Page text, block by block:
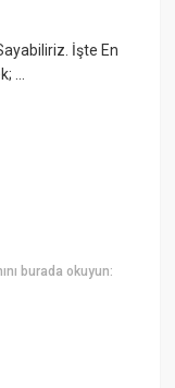
İşte En
...
burada okuyun: